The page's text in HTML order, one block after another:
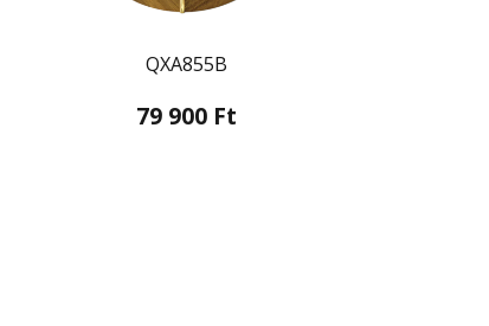
QXA855B
79 900 Ft